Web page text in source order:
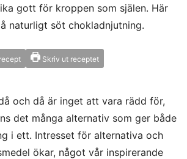
gott för kroppen som själen. Här
naturligt söt chokladnjutning.
Skriv ut receptet
och då är inget att vara rädd för,
det många alternativ som ger både
i ett. Intresset för alternativa och
ökar, något vår inspirerande